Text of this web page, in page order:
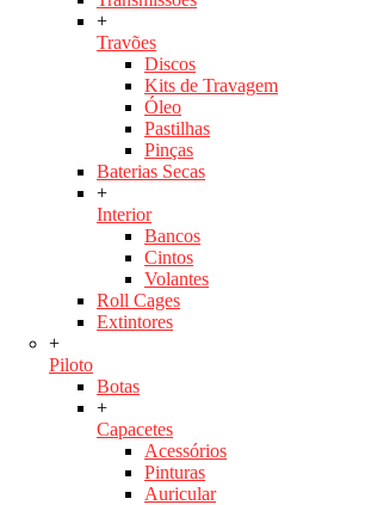
+
Travões
Discos
Kits de Travagem
Óleo
Pastilhas
Pinças
Baterias Secas
+
Interior
Bancos
Cintos
Volantes
Roll Cages
Extintores
+
Piloto
Botas
+
Capacetes
Acessórios
Pinturas
Auricular